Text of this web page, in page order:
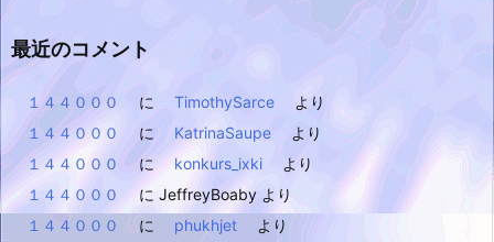
最近のコメント
１４４０００ に TimothySarce
より
１４４０００
に KatrinaSaupe
より
１４４０００
に konkurs_ixki
より
１４４０００
に JeffreyBoaby より
１４４０００
に phukhjet より